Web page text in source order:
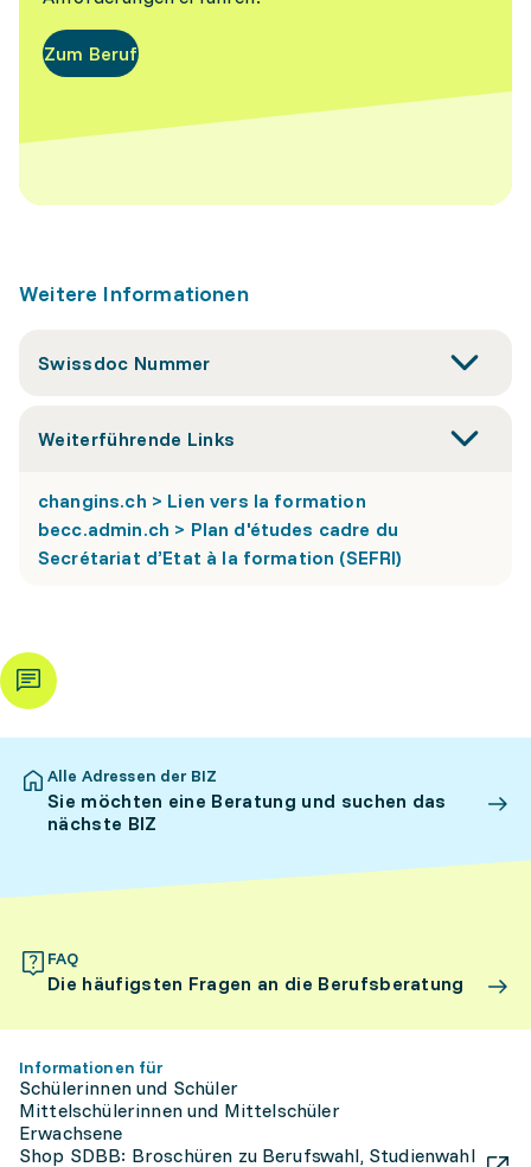
Zum Beruf
Weitere Informationen
Swissdoc Nummer
Weiterführende Links
changins.ch > Lien vers la formation
becc.admin.ch > Plan d'études cadre du
Secrétariat d’Etat à la formation (SEFRI)
Alle Adressen der BIZ
Sie möchten eine Beratung und suchen das
nächste BIZ
FAQ
Die häufigsten Fragen an die Berufsberatung
Informationen für
Schülerinnen und Schüler
Mittelschülerinnen und Mittelschüler
Erwachsene
Shop SDBB: Broschüren zu Berufswahl, Studienwahl